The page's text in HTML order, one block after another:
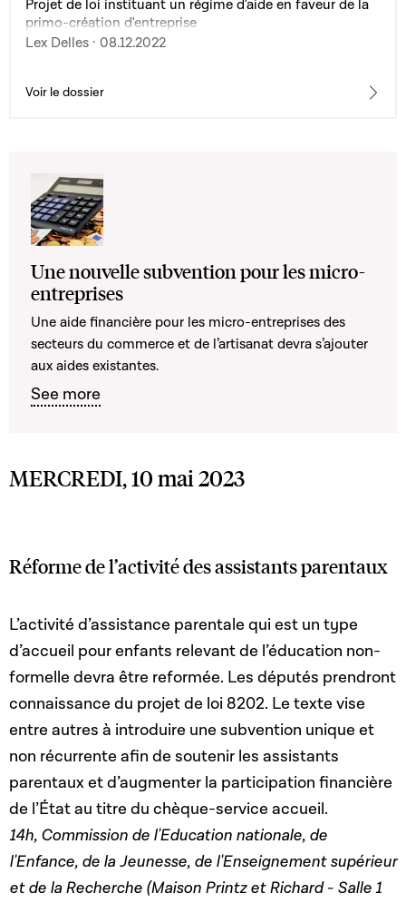
Projet de loi instituant un régime d'aide en faveur de la
primo-création d'entreprise
Lex Delles · 08.12.2022
Voir le dossier
Une nouvelle subvention pour les micro-
entreprises
Une aide financière pour les micro-entreprises des
secteurs du commerce et de l’artisanat devra s’ajouter
aux aides existantes.
See more
MERCREDI, 10 mai 2023
Réforme de l’activité des assistants parentaux
L’activité d’assistance parentale qui est un type
d’accueil pour enfants relevant de l’éducation non-
formelle devra être reformée. Les députés prendront
connaissance du projet de loi 8202. Le texte vise
entre autres à introduire une subvention unique et
non récurrente afin de soutenir les assistants
parentaux et d’augmenter la participation financière
de l’État au titre du chèque-service accueil.
14h, Commission de l'Education nationale, de
l'Enfance, de la Jeunesse, de l'Enseignement supérieur
et de la Recherche (Maison Printz et Richard - Salle 1